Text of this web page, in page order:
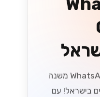
גלה איך WhatsApp Cloud API משנה
בישראל! עם